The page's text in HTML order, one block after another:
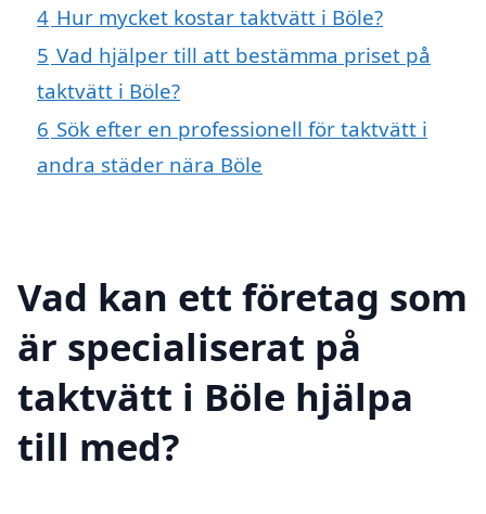
4 Hur mycket kostar taktvätt i Böle?
5 Vad hjälper till att bestämma priset på
taktvätt i Böle?
6 Sök efter en professionell för taktvätt i
andra städer nära Böle
Vad kan ett företag som
är specialiserat på
taktvätt i Böle hjälpa
till med?